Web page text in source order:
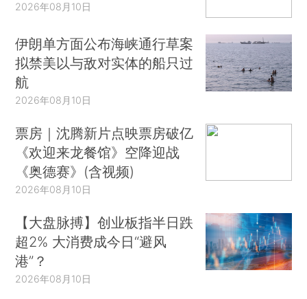
2026年08月10日
伊朗单方面公布海峡通行草案
拟禁美以与敌对实体的船只过
航
2026年08月10日
票房｜沈腾新片点映票房破亿
《欢迎来龙餐馆》空降迎战
《奥德赛》(含视频)
2026年08月10日
【大盘脉搏】创业板指半日跌
超2% 大消费成今日“避风
港”？
2026年08月10日